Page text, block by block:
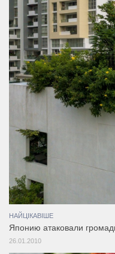
НАЙЦІКАВІШЕ
Японию атаковали
26.01.2010